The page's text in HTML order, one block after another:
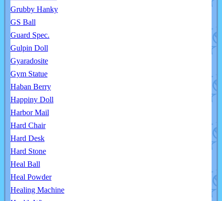
Grubby Hanky
GS Ball
Guard Spec.
Gulpin Doll
Gyaradosite
Gym Statue
Haban Berry
Happiny Doll
Harbor Mail
Hard Chair
Hard Desk
Hard Stone
Heal Ball
Heal Powder
Healing Machine